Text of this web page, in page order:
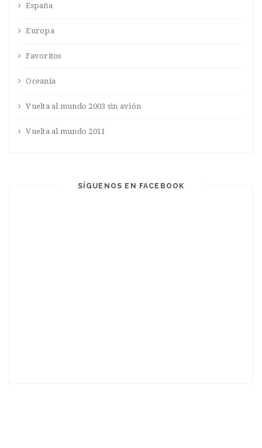
España
Europa
Favoritos
Oceanía
Vuelta al mundo 2003 sin avión
Vuelta al mundo 2011
SÍGUENOS EN FACEBOOK